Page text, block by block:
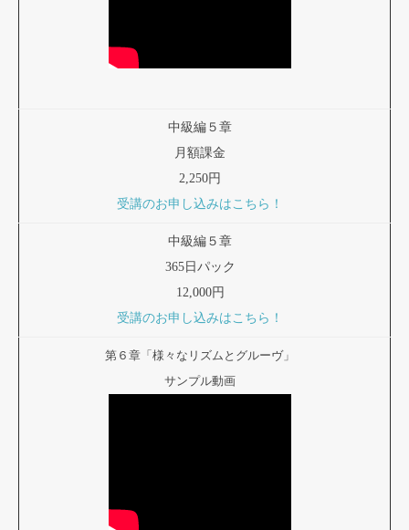
中級編５章
月額課金
2,250円
受講のお申し込みはこちら！
中級編５章
365日パック
12,000円
受講のお申し込みはこちら！
第６章「様々なリズムとグルーヴ」
サンプル動画